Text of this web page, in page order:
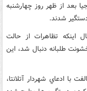
بعد از ظهر روز چهارشنبه
اينکه تظاهرات از حالت
طلبانه دنبال شد، اين
با ادعاي شهردار آتلانتا،